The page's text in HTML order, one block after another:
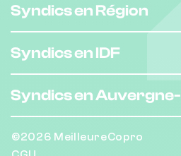
Nombre de lots : 136
Syndics en Région
Syndics en IDF
Syndics en Auvergne-
©2026 MeilleureCopro